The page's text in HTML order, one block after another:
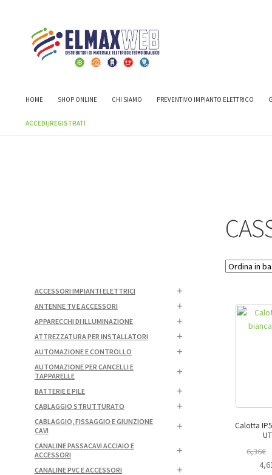
HOME SHOP ONLINE CHI SIAMO PREVENTIVO IMPIANTO ELETTRICO
ACCEDI/REGISTRATI
Home Shop CASSETTE E CENTRALINI
Calotta
6,36€
ACCESSORI IMPIANTI ELETTRICI
ANTENNE TV E ACCESSORI
APPARECCHI DI ILLUMINAZIONE
ATTREZZATURA PER INSTALLATORI
AUTOMAZIONE E CONTROLLO
AUTOMAZIONE PER CANCELLI E
TAPPARELLE
BATTERIE E PILE
CABLAGGIO STRUTTURATO
CABLAGGIO, FISSAGGIO E GIUNZIONE
CAVI
CANALINE PASSACAVI ACCIAIO E
ACCESSORI
CANALINE PVC E ACCESSORI